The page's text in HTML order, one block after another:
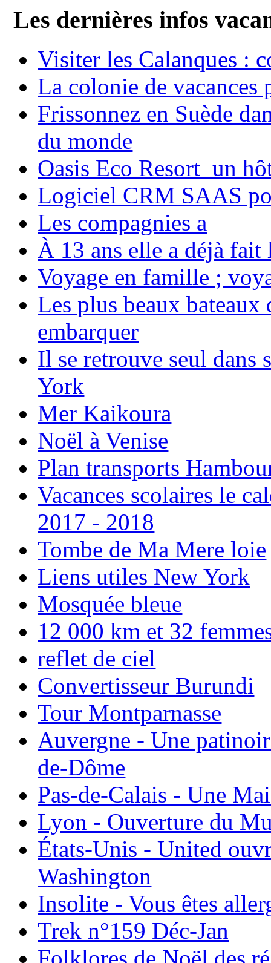
Les dernières infos
Visiter les Calanques :
La colonie de vacances
Frissonnez en Suède
du monde
Oasis Eco Resort un
Logiciel CRM SAAS
Les compagnies a
À 13 ans elle a déjà
Voyage en famille ;
Les plus beaux bateaux
embarquer
Il se retrouve seul dans
York
Mer Kaikoura
Noël à Venise
Plan transports
Vacances scolaires le
2017 - 2018
Tombe de Ma Mere loie
Liens utiles New York
Mosquée bleue
12 000 km et 32
reflet de ciel
Convertisseur Burundi
Tour Montparnasse
Auvergne - Une
de-Dôme
Pas-de-Calais - Une
Lyon - Ouverture du
États-Unis - United
Washington
Insolite - Vous êtes
Trek n°159 Déc-Jan
Folklores de Noël des